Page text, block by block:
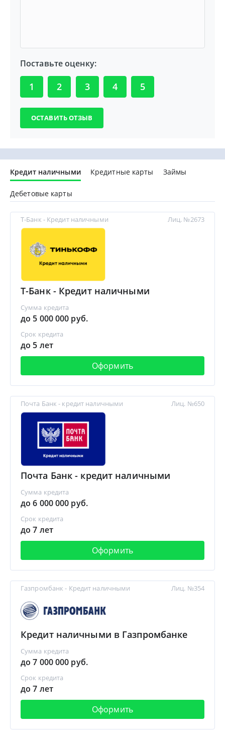
Поставьте оценку:
1 2 3 4 5
Кредит наличными Кредитные карты Займы
Дебетовые карты
Т-Банк - Кредит наличными
Т-Банк - Кредит наличными
Сумма кредита
до 5 000 000 руб.
Срок кредита
до 5 лет
Оформить
Лиц. №2673
Почта Банк - кредит наличными
Почта Банк - кредит наличными
Сумма кредита
до 6 000 000 руб.
Срок кредита
до 7 лет
Оформить
Лиц. №650
Газпромбанк - Кредит наличными
Кредит наличными в Газпромбанке
Сумма кредита
до 7 000 000 руб.
Срок кредита
до 7 лет
Оформить
Лиц. №354